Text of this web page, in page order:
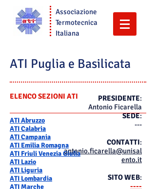
Associazione
Termotecnica
Italiana
ATI Puglia e Basilicata
PRESIDENTE:
Antonio Ficarella​
SEDE:
---
CONTATTI:
antonio.ficarella@unisal
ento.it
SITO WEB:
----
ELENCO SEZIONI ATI
ATI Abruzzo
ATI Calabria
ATI Campania
ATI Emilia Romagna
ATI Friuli Venezia Giulia
ATI Lazio
ATI Liguria
ATI Lombardia
ATI Marche